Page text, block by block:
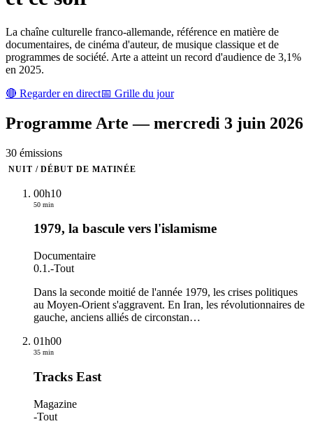
La chaîne culturelle franco-allemande, référence en matière de
documentaires, de cinéma d'auteur, de musique classique et de
programmes de société. Arte a atteint un record d'audience de 3,1%
en 2025.
🔴 Regarder en direct📅 Grille du jour
Programme Arte —mercredi 3 juin 2026
30 émissions
NUIT / DÉBUT DE MATINÉE
00h10
50 min
1979, la bascule vers l'islamisme
Documentaire
0.1.-Tout
Dans la seconde moitié de l'année 1979, les crises politiques
au Moyen-Orient s'aggravent. En Iran, les révolutionnaires de
gauche, anciens alliés de circonstan…
01h00
35 min
Tracks East
Magazine
-Tout